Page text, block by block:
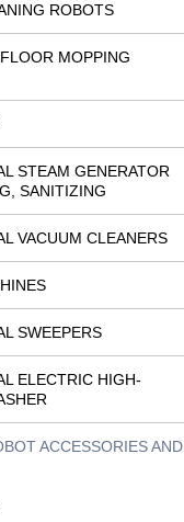
ROBOTS
MOPPING
STEAM GENERATOR
SANITIZING
VACUUM CLEANERS
SWEEPERS
ELECTRIC HIGH-
ACCESSORIES AND